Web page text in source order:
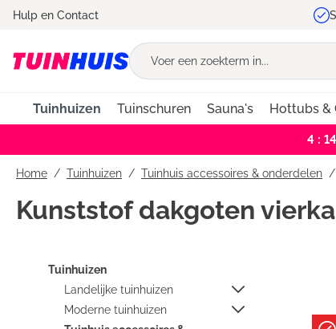
Ga naar de hoofdnavigatie
Hulp en Contact
Tuinhuizen Tuinschuren Sauna's Hottubs &
4 :
Home Tuinhuizen / Tuinhuis accessoires & onderdelen /
Kunststof dakgoten
Tuinhuizen
Landelijke tuinhuizen
Moderne tuinhuizen